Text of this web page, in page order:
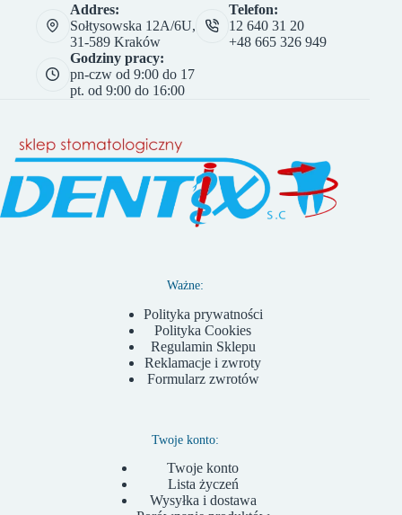
Addres:
Sołtysowska 12A/6U,
31-589 Kraków
Telefon:
12 640 31 20
+48 665 326 949
Godziny pracy:
pn-czw od 9:00 do 17
pt. od 9:00 do 16:00
Ważne:
Polityka prywatności
Polityka Cookies
Regulamin Sklepu
Reklamacje i zwroty
Formularz zwrotów
Twoje konto:
Twoje konto
Lista życzeń
Wysyłka i dostawa